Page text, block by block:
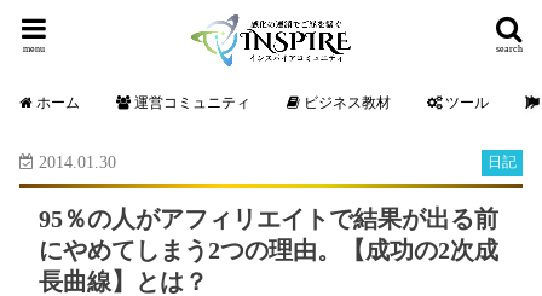
search
menu
ホーム 運営コミュニティ ビジネス教材 ツール
日記
2014.01.30
95％の人がアフィリエイトで結果が出る前
にやめてしまう2つの理由。【成功の2次成
長曲線】とは？